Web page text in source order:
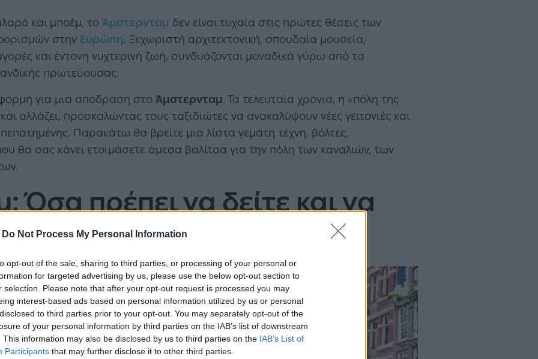
Do Not Process My Personal Information
opt-out of the sale, sharing to third parties, or processing of your personal or
for targeted advertising by us, please use the below opt-out section to
selection. Please note that after your opt-out request is processed you may
interest-based ads based on personal information utilized by us or personal
to third parties prior to your opt-out. You may separately opt-out of the
of your personal information by third parties on the IAB’s list of downstream
This information may also be disclosed by us to third parties on the IAB’s List of
Participants that may further disclose it to other third parties.
και μποέμ, το Άμστερνταμ δεν είναι τυχαία στις πρώτες θέσεις των
στην Ευρώπη. Ξεχωριστή αρχιτεκτονική, σπουδαία μουσεία,
και έντονη νυχτερινή ζωή, συνδυάζονται μοναδικά γύρω από τα
πρωτεύουσας.
για μια απόδραση στο Άμστερνταμ. Τα τελευταία χρόνια, η «πόλη της
αλλάζει, προσκαλώντας τους ταξιδιώτες να ανακαλύψουν νέες γειτονιές και
πεπατημένης. Παρακάτω θα βρείτε μια λίστα γεμάτη τέχνη, βόλτες,
θα σας κάνει ετοιμάσετε άμεσα βαλίτσα για την πόλη των καναλιών, των
Όσα πρέπει να δείτε και να